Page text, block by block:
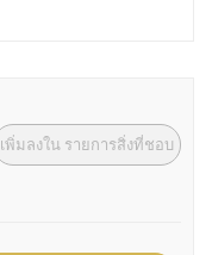
เพิ่มลงใน รายการสิ่งที่ชอบ